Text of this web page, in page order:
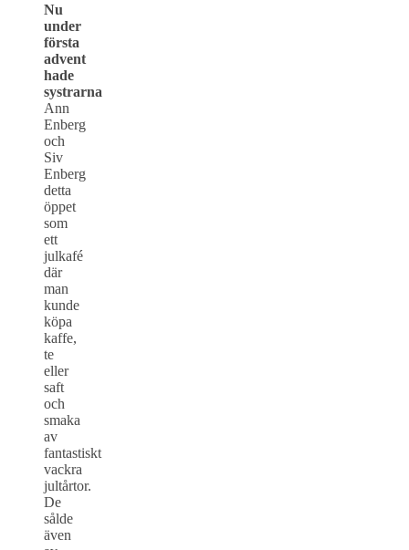
Nu
under
första
advent
hade
systrarna
Ann
Enberg
och
Siv
Enberg
detta
öppet
som
ett
julkafé
där
man
kunde
köpa
kaffe,
te
eller
saft
och
smaka
av
fantastiskt
vackra
jultårtor.
De
sålde
även